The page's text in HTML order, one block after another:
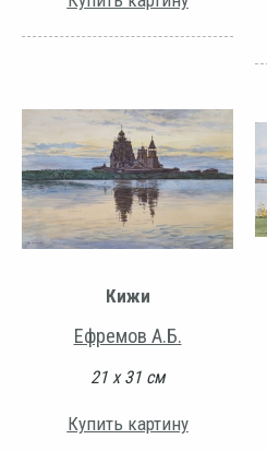
Кижи
Ефремов А.Б.
21 х 31 см
Купить картину